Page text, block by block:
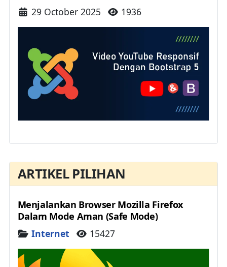
ARTIKEL PILIHAN
Menjalankan Browser Mozilla Firefox
Dalam Mode Aman (Safe Mode)
Details
Internet 15427
Details
29 October 2025 1936